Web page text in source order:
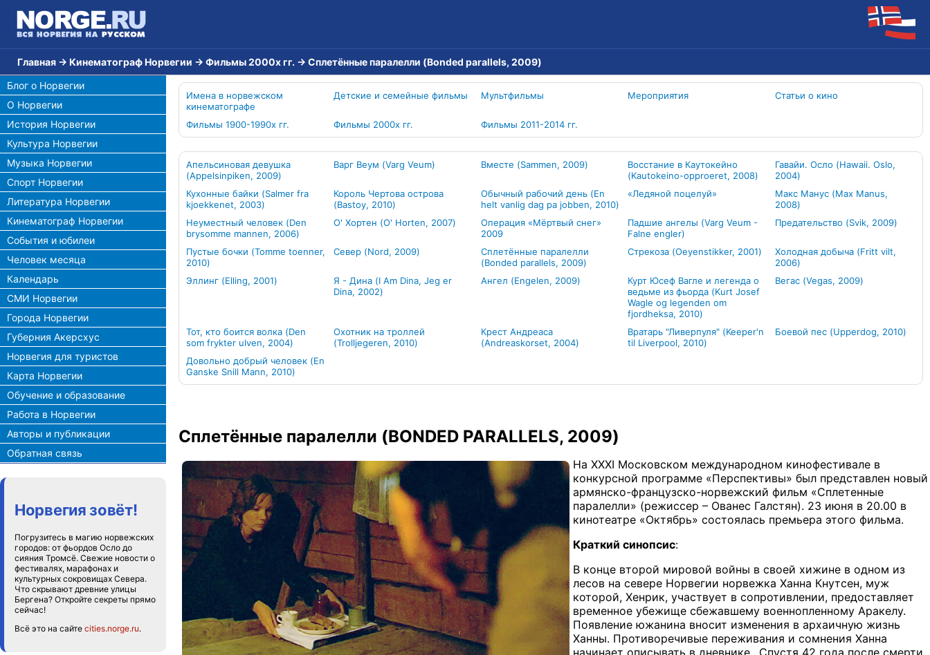
Главная → Кинематограф Норвегии → Фильмы 2000х гг. → Сплетённые паралелли (Bonded parallels, 2009)
Блог о Норвегии
О Норвегии
История Норвегии
Культура Норвегии
Музыка Норвегии
Спорт Норвегии
Литература Норвегии
Кинематограф Норвегии
События и юбилеи
Человек месяца
Календарь
СМИ Норвегии
Города Норвегии
Губерния Акерсхус
Норвегия для туристов
Карта Норвегии
Обучение и образование
Работа в Норвегии
Авторы и публикации
Обратная связь
Норвегия зовёт!
Погрузитесь в магию норвежских
городов: от фьордов Осло до
сияния Тромсё. Свежие новости о
фестивалях, марафонах и
культурных сокровищах Севера.
Что скрывают древние улицы
Бергена? Откройте секреты прямо
сейчас!
Всё это на сайте cities.norge.ru.
Имена в норвежском
кинематографе
Детские и семейные фильмы Мультфильмы Мероприятия Статьи о кино
Фильмы 1900-1990х гг. Фильмы 2000х гг. Фильмы 2011-2014 гг.
Апельсиновая девушка
(Appelsinpiken, 2009)
Варг Веум (Varg Veum) Вместе (Sammen, 2009)
Восстание в Каутокейно
(Kautokeino-opproeret, 2008)
Гавайи. Осло (Hawaii. Oslo,
2004)
Кухонные байки (Salmer fra
kjoekkenet, 2003)
Король Чертова острова
(Bastoy, 2010)
Обычный рабочий день (En
helt vanlig dag pa jobben, 2010)
«Ледяной поцелуй»
Макс Манус (Max Manus,
2008)
Неуместный человек (Den
brysomme mannen, 2006)
О' Хортен (O' Horten, 2007)
Операция «Мёртвый снег»
2009
Падшие ангелы (Varg Veum -
Falne engler)
Предательство (Svik, 2009)
Пустые бочки (Tomme toenner,
2010)
Север (Nord, 2009)
Сплетённые паралелли
(Bonded parallels, 2009)
Стрекоза (Oeyenstikker, 2001)
Холодная добыча (Fritt vilt,
2006)
Эллинг (Elling, 2001)
Я - Дина (I Am Dina, Jeg er
Dina, 2002)
Ангел (Engelen, 2009)
Курт Юсеф Вагле и легенда о
ведьме из фьорда (Kurt Josef
Wagle og legenden om
fjordheksa, 2010)
Вегас (Vegas, 2009)
Тот, кто боится волка (Den
som frykter ulven, 2004)
Охотник на троллей
(Trolljegeren, 2010)
Крест Андреаса
(Andreaskorset, 2004)
Вратарь "Ливерпуля" (Keeper'n
til Liverpool, 2010)
Боевой пес (Upperdog, 2010)
Довольно добрый человек (En
Ganske Snill Mann, 2010)
Сплетённые паралелли (BONDED PARALLELS, 2009)
На ХХХI Московском международном кинофестивале в
конкурсной программе «Перспективы» был представлен новый
армянско-французско-норвежский фильм «Сплетенные
паралелли» (режиссер – Ованес Галстян). 23 июня в 20.00 в
кинотеатре «Октябрь» состоялась премьера этого фильма.
Краткий синопсис:
В конце второй мировой войны в своей хижине в одном из
лесов на севере Норвегии норвежка Ханна Кнутсен, муж
которой, Хенрик, участвует в сопротивлении, предоставляет
временное убежище сбежавшему военнопленному Аракелу.
Появление южанина вносит изменения в архаичную жизнь
Ханны. Противоречивые переживания и сомнения Ханна
начинает описывать в дневнике…Спустя 42 года после смерти